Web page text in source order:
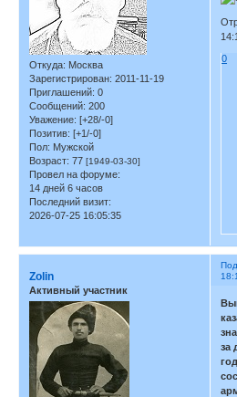
Откуда: Москва
Зарегистрирован: 2011-11-19
Приглашений: 0
Сообщений: 200
Уважение: [+28/-0]
Позитив: [+1/-0]
Пол: Мужской
Возраст: 77 [1949-03-30]
Провел на форуме:
14 дней 6 часов
Последний визит:
2026-07-25 16:05:35
0
Zolin
Активный участник
за